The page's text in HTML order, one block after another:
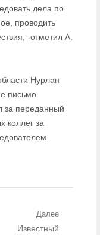
дела по
проводить
-отметил А.
Нурлан
письмо
за переданный
коллег за
Далее
Следующий
Известный